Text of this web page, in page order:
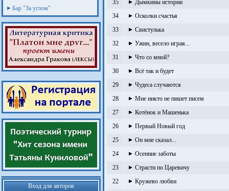
Бар "За углом"
Вход для авторов
35
Дымкины истории
34
Осколки счастья
33
Свистулька
32
Ужин, весело играя...
31
Что со мной?
30
Всё так и будет
29
Чудеса случаются
28
Мне никто не пишет писем
27
Котёнок и Машенька
26
Первый Новый год
25
Он мне сказал...
24
Осенние заботы
23
Страсти по Царевичу
22
Кружево любви